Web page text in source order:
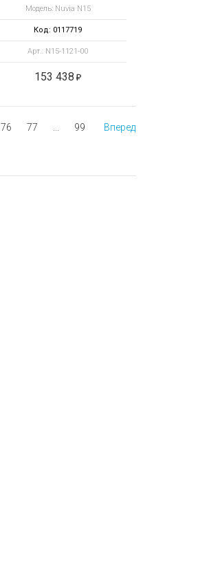
контактных и
бесконтактных смарт-
карт
Модель: Nuvia N15
Код: 0117719
Арт.: N15-1121-00
153 438
76 77 99 Вперед